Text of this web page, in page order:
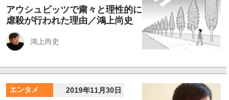
アウシュビッツで粛々と理性的に
虐殺が行われた理由／鴻上尚史
鴻上尚史
エンタメ 2019年11月30日